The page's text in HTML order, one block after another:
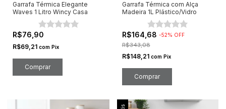
Garrafa Térmica Elegante
Waves 1 Litro Wincy Casa
R$76,90
R$69,21 com Pix
Garrafa Térmica com Alça
Madeira 1L Plástico/Vidro
R$164,68 -52% OFF
R$343,08
R$148,21 com Pix